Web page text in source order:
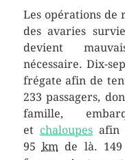
Les opérations de
des avaries
devient
nécessaire. Dix-
frégate afin de
233 passagers,
famille,
et chaloupesafin
95 km de là.